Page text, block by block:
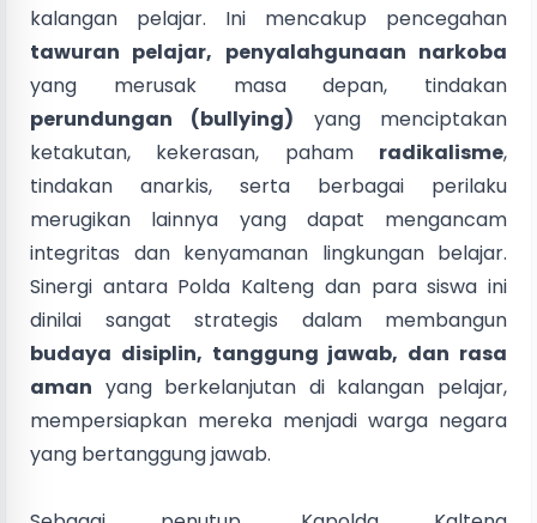
kalangan pelajar. Ini mencakup pencegahan
tawuran pelajar, penyalahgunaan narkoba
yang merusak masa depan, tindakan
perundungan (bullying) yang menciptakan
ketakutan, kekerasan, paham radikalisme,
tindakan anarkis, serta berbagai perilaku
merugikan lainnya yang dapat mengancam
integritas dan kenyamanan lingkungan belajar.
Sinergi antara Polda Kalteng dan para siswa ini
dinilai sangat strategis dalam membangun
budaya disiplin, tanggung jawab, dan rasa
aman yang berkelanjutan di kalangan pelajar,
mempersiapkan mereka menjadi warga negara
yang bertanggung jawab.